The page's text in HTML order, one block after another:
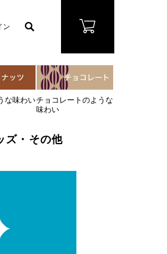
ン
な味わいチョコレートのような
味わい
ズ・その他